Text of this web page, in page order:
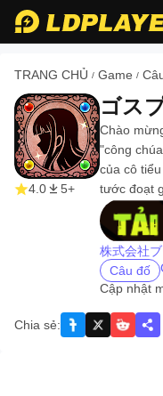
TRANG CHỦ / Game /
4.0 5+
ゴス
Chào
"công
của cô
tước đoạt
株式会社
Câu đố
Cập nhật
Chia sẻ: